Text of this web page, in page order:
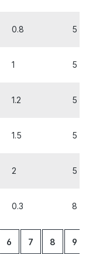
0.8 5
1 5
1.2 5
1.5 5
2 5
0.3 8
6 7 8 9